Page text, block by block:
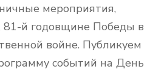
мероприятия,
81-й годовщине Победы в
войне. Публикуем
событий на День